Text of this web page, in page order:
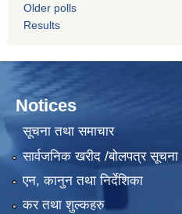
Older polls
Results
Notices
सूचना तथा समाचार
सार्वजनिक खरीद /बोलपत्र सूचना
एन, कानुन तथा निर्देशिका
कर तथा शुल्कहरु